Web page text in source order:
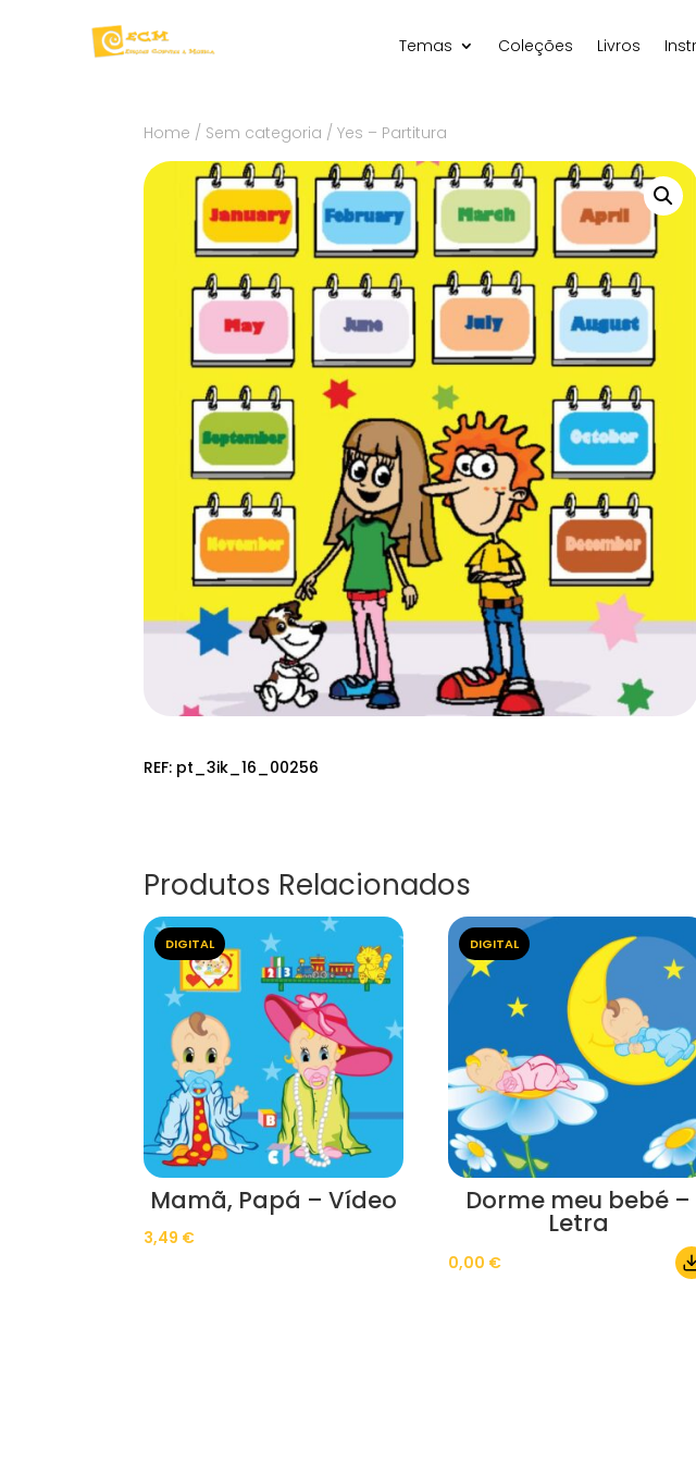
Temas Coleções Livros
Home / Sem categoria / Yes – Partitura
REF: pt_3ik_16_00256
Produtos Relacionados
DIGITAL
Mamã, Papá – Vídeo
3,49 €
DIGITAL
Dorme meu bebé –
Letra
0,00 €